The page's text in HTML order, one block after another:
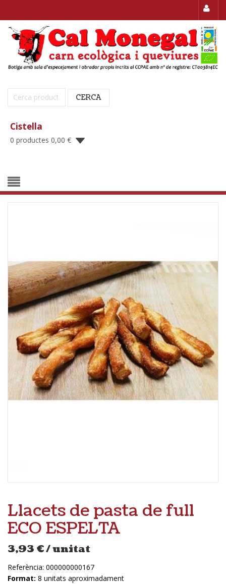
Cerca: CERCA
Cistella
0 productes 0,00 €
Llacets de pasta de full
ECO ESPELTA
3,93 €/ unitat
Referència: 000000000167
Format: 8 unitats aproximadament